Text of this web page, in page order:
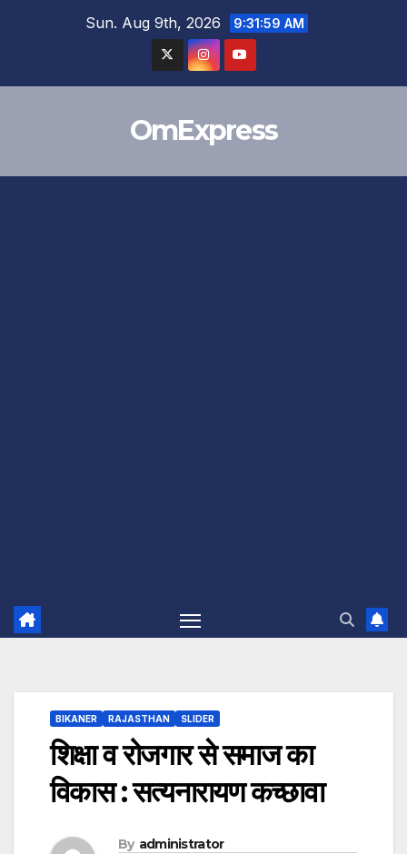
Sun. Aug 9th, 2026 9:31:59 AM
OmExpress
BIKANER RAJASTHAN SLIDER
शिक्षा व रोजगार से समाज का
विकास : सत्यनारायण कच्छावा
By administrator